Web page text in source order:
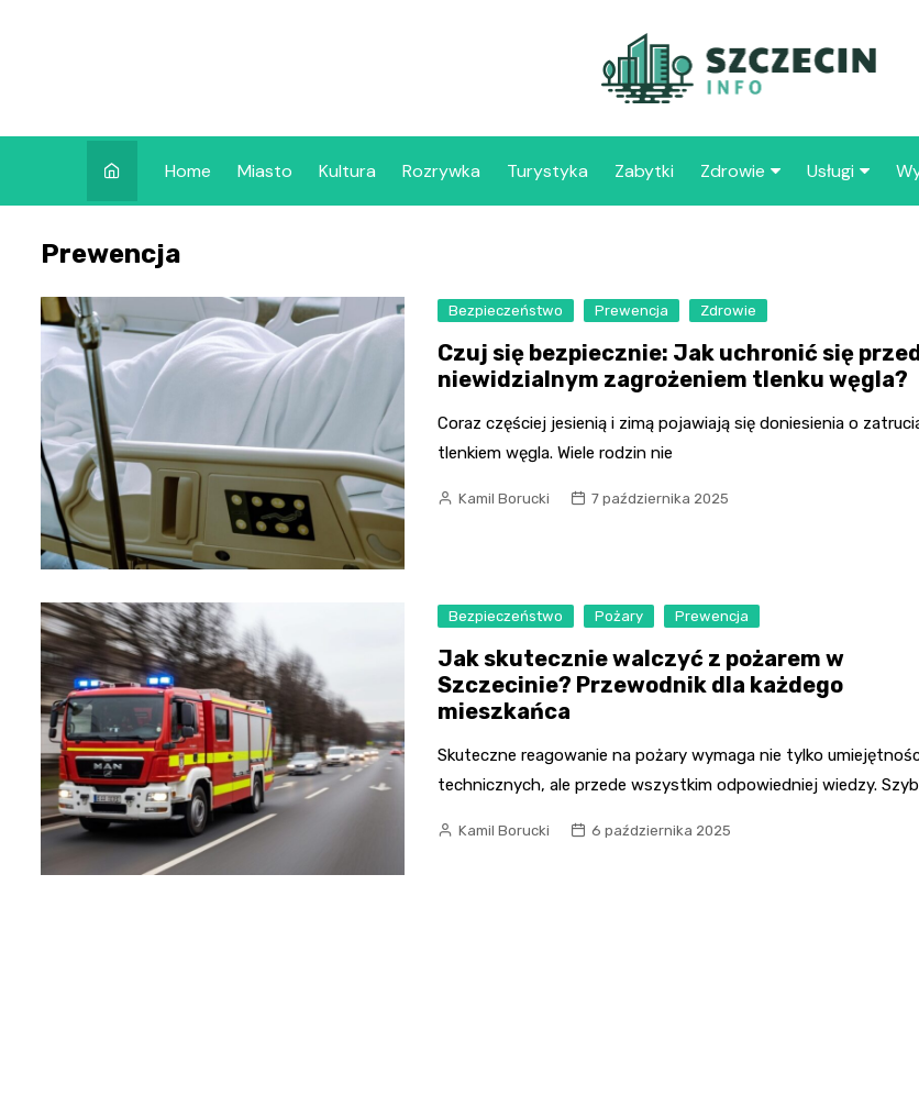
Home Miasto Kultura Rozrywka Turystyka Zabytki Zdrowie Usługi
Prewencja
Bezpieczeństwo Prewencja Zdrowie
Czuj się bezpiecznie: Jak uchronić się
niewidzialnym zagrożeniem tlenku węgla?
Coraz częściej jesienią i zimą pojawiają się doniesienia o
tlenkiem węgla. Wiele rodzin nie
Kamil Borucki 7 października 2025
Bezpieczeństwo Pożary Prewencja
Jak skutecznie walczyć z pożarem w
Szczecinie? Przewodnik dla każdego
mieszkańca
Skuteczne reagowanie na pożary wymaga nie tylko
technicznych, ale przede wszystkim odpowiedniej wiedzy.
Kamil Borucki 6 października 2025